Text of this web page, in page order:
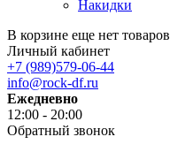
Накидки
В корзине еще нет товаров
Личный кабинет
+7 (989)579-06-44
info@rock-df.ru
Ежедневно
12:00 - 20:00
Обратный звонок